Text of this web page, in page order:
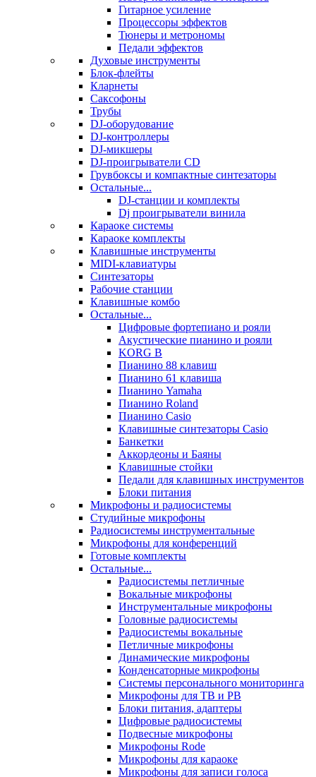
Гитарное усиление
Процессоры эффектов
Тюнеры и метрономы
Педали эффектов
Духовые инструменты
Блок-флейты
Кларнеты
Саксофоны
Трубы
DJ-оборудование
DJ-контроллеры
DJ-микшеры
DJ-проигрыватели CD
Грувбоксы и компактные синтезаторы
Остальные...
DJ-станции и комплекты
Dj проигрыватели винила
Караоке системы
Караоке комплекты
Клавишные инструменты
MIDI-клавиатуры
Синтезаторы
Рабочие станции
Клавишные комбо
Остальные...
Цифровые фортепиано и рояли
Акустические пианино и рояли
KORG B
Пианино 88 клавиш
Пианино 61 клавиша
Пианино Yamaha
Пианино Roland
Пианино Casio
Клавишные синтезаторы Casio
Банкетки
Аккордеоны и Баяны
Клавишные стойки
Педали для клавишных инструментов
Блоки питания
Микрофоны и радиосистемы
Студийные микрофоны
Радиосистемы инструментальные
Микрофоны для конференций
Готовые комплекты
Остальные...
Радиосистемы петличные
Вокальные микрофоны
Инструментальные микрофоны
Головные радиосистемы
Радиосистемы вокальные
Петличные микрофоны
Динамические микрофоны
Конденсаторные микрофоны
Системы персонального мониторинга
Микрофоны для ТВ и РВ
Блоки питания, адаптеры
Цифровые радиосистемы
Подвесные микрофоны
Микрофоны Rode
Микрофоны для караоке
Микрофоны для записи голоса